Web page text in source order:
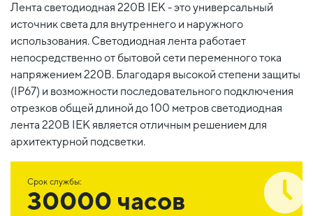
Лента светодиодная 220В IEK - это универсальный
источник света для внутреннего и наружного
использования. Светодиодная лента работает
непосредственно от бытовой сети переменного тока
напряжением 220В. Благодаря высокой степени защиты
(IP67) и возможности последовательного подключения
отрезков общей длиной до 100 метров светодиодная
лента 220В IEK является отличным решением для
архитектурной подсветки.
Срок службы:
30000 часов